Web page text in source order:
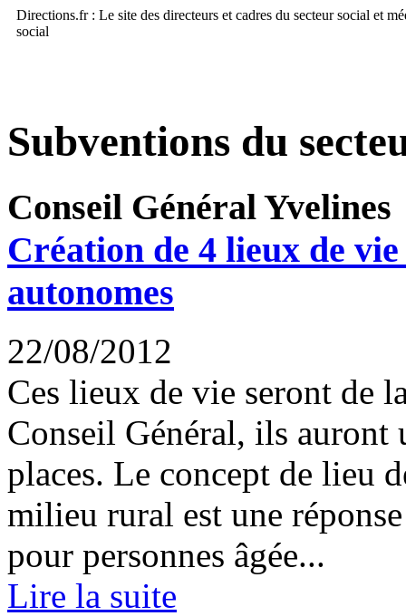
Directions.fr : Le site des directeurs et cadres du secteur social et
social
Subventions du
Conseil Général Yvelines
Création de 4 lieux de
autonomes
22/08/2012
Ces lieux de vie seront de
Conseil Général, ils auront
places. Le concept de lieu
milieu rural est une
pour personnes âgée...
Lire la suite